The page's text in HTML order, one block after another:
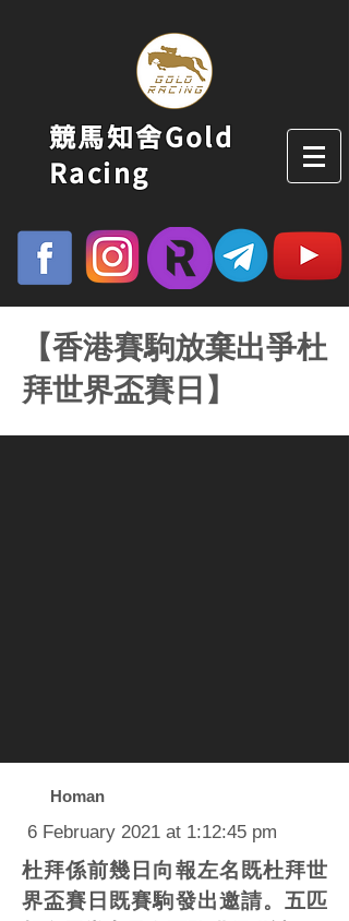
競馬知舍Gold
Racing
【香港賽駒放棄出爭杜
拜世界盃賽日】
Homan
6 February 2021 at 1:12:45 pm
杜拜係前幾日向報左名既杜拜世
界盃賽日既賽駒發出邀請。五匹